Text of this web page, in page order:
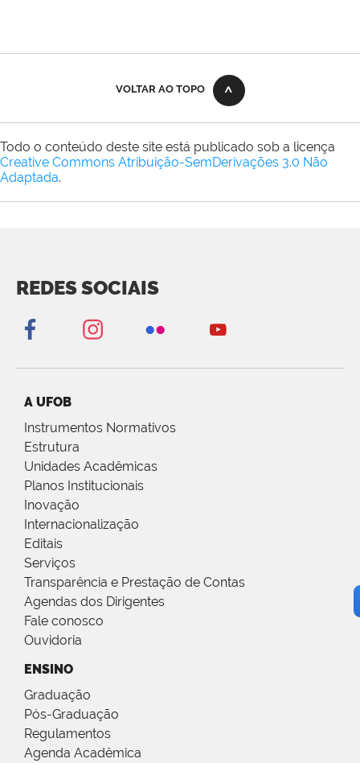
VOLTAR AO TOPO
Todo o conteúdo deste site está publicado sob a licença
Creative Commons Atribuição-SemDerivações 3.0 Não
Adaptada.
REDES SOCIAIS
A UFOB
Instrumentos Normativos
Estrutura
Unidades Acadêmicas
Planos Institucionais
Inovação
Internacionalização
Editais
Serviços
Transparência e Prestação de Contas
Agendas dos Dirigentes
Fale conosco
Ouvidoria
ENSINO
Graduação
Pós-Graduação
Regulamentos
Agenda Acadêmica